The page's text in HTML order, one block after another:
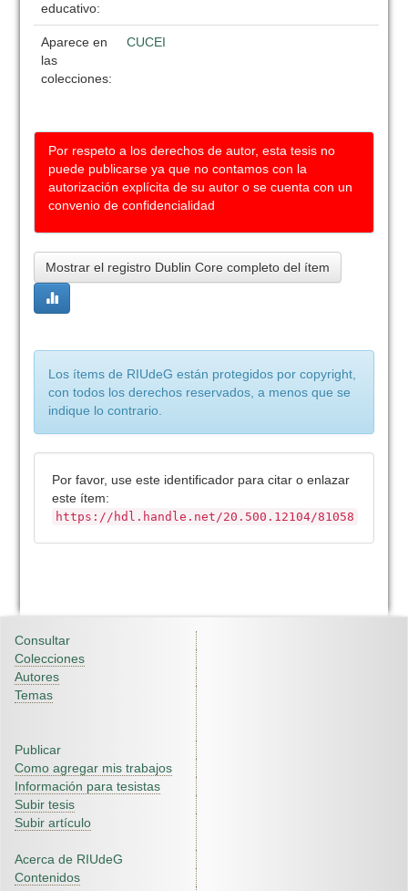
educativo:
Aparece en
las
colecciones:
CUCEI
Por respeto a los derechos de autor, esta tesis no
puede publicarse ya que no contamos con la
autorización explícita de su autor o se cuenta con un
convenio de confidencialidad
Mostrar el registro Dublin Core completo del ítem
Los ítems de RIUdeG están protegidos por copyright,
con todos los derechos reservados, a menos que se
indique lo contrario.
Por favor, use este identificador para citar o enlazar
este ítem:
https://hdl.handle.net/20.500.12104/81058
Consultar
Colecciones
Autores
Temas
Publicar
Como agregar mis trabajos
Información para tesistas
Subir tesis
Subir artículo
Acerca de RIUdeG
Contenidos